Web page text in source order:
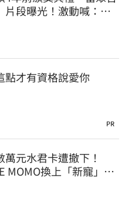
片段曝光！激動喊：很
點才有資格說愛你
PR
萬元水君卡遭撤下！
MOMO換上「新寵」小